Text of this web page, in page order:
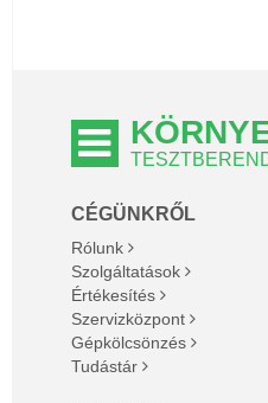
CÉGÜNKRŐL
Rólunk
Szolgáltatások
Értékesítés
Szervizközpont
Gépkölcsönzés
Tudástár